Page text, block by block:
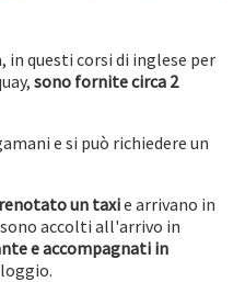
in questi corsi di inglese per
sono fornite circa 2
e si può richiedere un
un taxie arrivano in
accolti all'arrivo in
e accompagnati in